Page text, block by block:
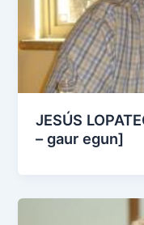
JESÚS
– gaur egun]